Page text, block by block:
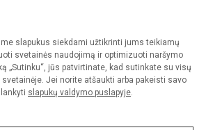
slapukus siekdami užtikrinti jums teikiamų
svetainės naudojimą ir optimizuoti naršymo
„Sutinku“, jūs patvirtinate, kad sutinkate su visų
Jei norite atšaukti arba pakeisti savo
slapukų valdymo puslapyje.
darželis „Voveraitė“. Visos teisės saugomos.
administracijos sutikimo griežtai draudžiama.
paraiška Slapukų valdymas